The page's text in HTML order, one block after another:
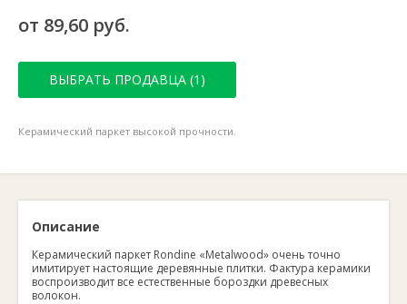
от 89,60 руб.
ВЫБРАТЬ ПРОДАВЦА (1)
Керамический паркет высокой прочности.
Описание
Керамический паркет Rondine «Metalwood» очень точно
имитирует настоящие деревянные плитки. Фактура керамики
воспроизводит все естественные бороздки древесных
волокон.